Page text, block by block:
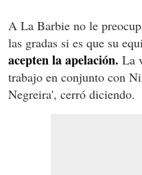
A La Barbie no le
las gradas si es que su
acepten la apelación. La
trabajo en conjunto con
Negreira', cerró diciendo.